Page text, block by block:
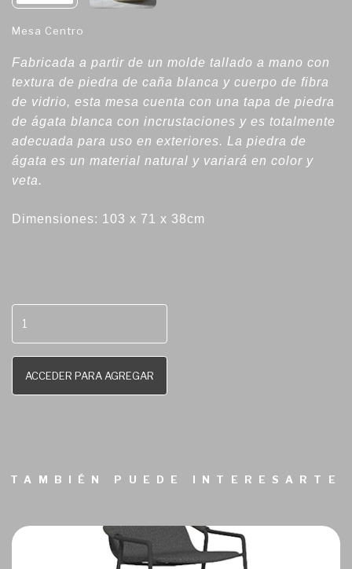
Mesa Centro
Fabricada a partir de un molde tallado a mano con
textura de piedra de caña blanca y cuerpo de fibra
de vidrio, esta mesa cuenta con una tapa de piedra
de ágata blanca con incrustaciones y es totalmente
adecuada para uso en exteriores. La piedra de
ágata es un material natural y variará en color y
veta.
Dimensiones: 103 x 71 x 38cm
ACCEDER PARA AGREGAR
TAMBIÉN PUEDE INTERESARTE